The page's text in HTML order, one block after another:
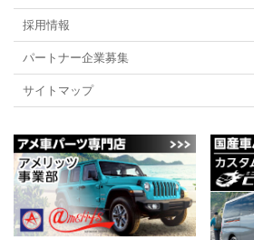
採用情報
パートナー企業募集
サイトマップ